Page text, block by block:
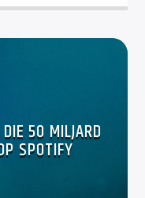
50 MILJARD
SPOTIFY